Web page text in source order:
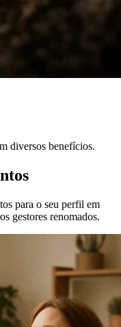
diversos benefícios.
para o seu perfil em
gestores renomados.